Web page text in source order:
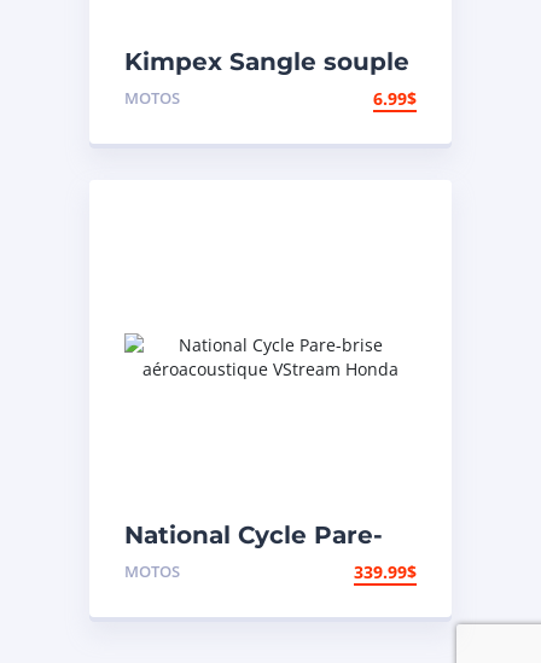
Kimpex Sangle souple
400 lb
MOTOS 6.99$
National Cycle Pare-
brise aéroacoustique
MOTOS 339.99$